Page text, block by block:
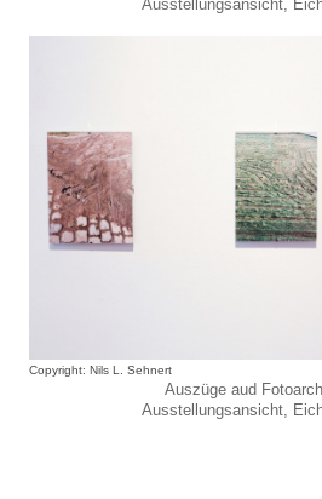
Ausstellungsansicht,
Copyright: Nils L. Sehnert
Auszüge aud
Ausstellungsansicht,